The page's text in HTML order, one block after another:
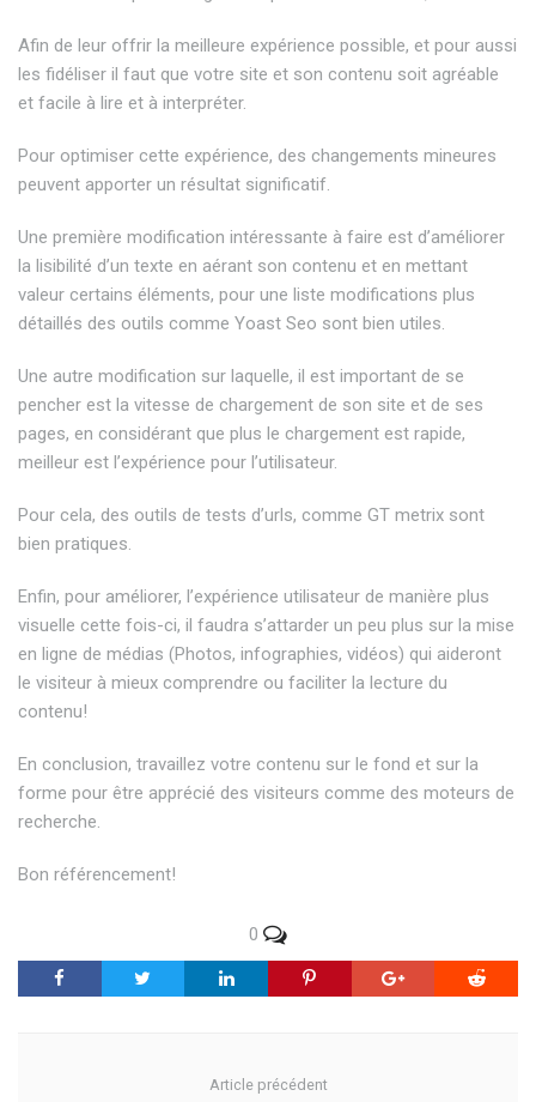
Afin de leur offrir la meilleure expérience possible, et pour aussi
les fidéliser il faut que votre site et son contenu soit agréable
et facile à lire et à interpréter.
Pour optimiser cette expérience, des changements mineures
peuvent apporter un résultat significatif.
Une première modification intéressante à faire est d’améliorer
la lisibilité d’un texte en aérant son contenu et en mettant
valeur certains éléments, pour une liste modifications plus
détaillés des outils comme Yoast Seo sont bien utiles.
Une autre modification sur laquelle, il est important de se
pencher est la vitesse de chargement de son site et de ses
pages, en considérant que plus le chargement est rapide,
meilleur est l’expérience pour l’utilisateur.
Pour cela, des outils de tests d’urls, comme GT metrix sont
bien pratiques.
Enfin, pour améliorer, l’expérience utilisateur de manière plus
visuelle cette fois-ci, il faudra s’attarder un peu plus sur la mise
en ligne de médias (Photos, infographies, vidéos) qui aideront
le visiteur à mieux comprendre ou faciliter la lecture du
contenu!
En conclusion, travaillez votre contenu sur le fond et sur la
forme pour être apprécié des visiteurs comme des moteurs de
recherche.
Bon référencement!
0
Article précédent